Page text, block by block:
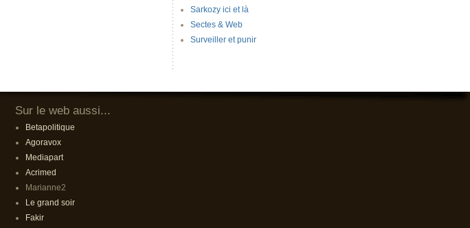
Sarkozy ici et là
Sectes & Web
Surveiller et punir
Sur le web aussi...
Betapolitique
Agoravox
Mediapart
Acrimed
Marianne2
Le grand soir
Fakir